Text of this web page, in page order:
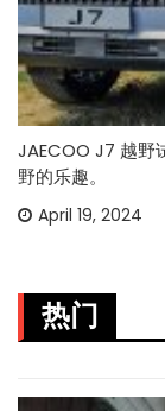
JAECOO J7 越野
野的乐趣。
April 19, 2024
热门